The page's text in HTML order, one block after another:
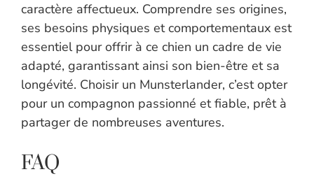
caractère affectueux. Comprendre ses origines,
ses besoins physiques et comportementaux est
essentiel pour offrir à ce chien un cadre de vie
adapté, garantissant ainsi son bien-être et sa
longévité. Choisir un Munsterlander, c’est opter
pour un compagnon passionné et fiable, prêt à
partager de nombreuses aventures.
FAQ